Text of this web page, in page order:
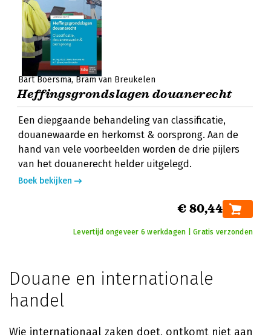
Bart Boersma Bram van Breukelen
Heffingsgrondslagen douanerecht
Een diepgaande behandeling van classificatie,
douanewaarde en herkomst & oorsprong. Aan de
hand van vele voorbeelden worden de drie pijlers
van het douanerecht helder uitgelegd.
Boek bekijken
€ 80,44
Levertijd ongeveer 6 werkdagen | Gratis verzonden
Douane en internationale
handel
Wie internationaal zaken doet, ontkomt niet aan